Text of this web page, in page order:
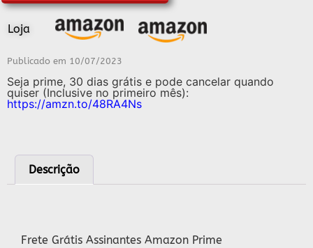
Loja
Publicado em 10/07/2023
Seja prime, 30 dias grátis e pode cancelar quando
quiser (Inclusive no primeiro mês):
https://amzn.to/48RA4Ns
Descrição
Frete Grátis Assinantes Amazon Prime